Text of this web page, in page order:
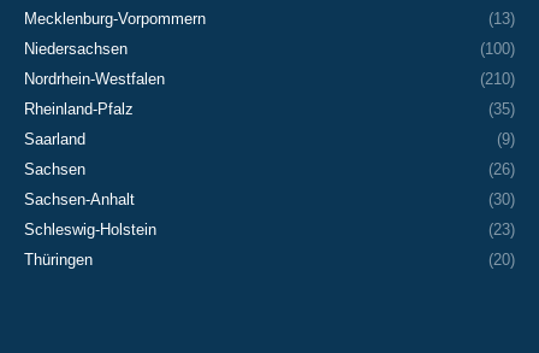
Mecklenburg-Vorpommern
(13)
Niedersachsen
(100)
Nordrhein-Westfalen
(210)
Rheinland-Pfalz
(35)
Saarland
(9)
Sachsen
(26)
Sachsen-Anhalt
(30)
Schleswig-Holstein
(23)
Thüringen
(20)